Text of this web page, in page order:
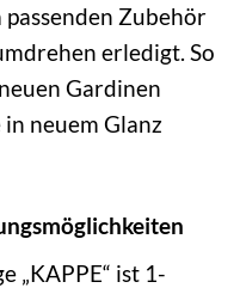
Zubehör
erledigt. So
Gardinen
neuem Glanz
„KAPPE“ ist 1-